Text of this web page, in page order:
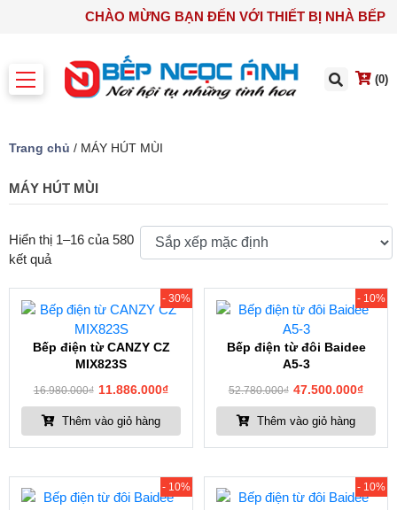
CHÀO MỪNG BẠN ĐẾN VỚI THIẾT BỊ NHÀ
(0)
Trang chủ / MÁY HÚT MÙI
MÁY HÚT MÙI
Hiển thị 1–16 của 580
kết quả
- 30%
Bếp điện từ CANZY CZ
MIX823S
16.980.000₫ 11.886.000₫
Thêm vào giỏ hàng
- 10%
Bếp điện từ đôi Baidee
A5-3
52.780.000₫ 47.500.000₫
Thêm vào giỏ hàng
- 10% - 10%